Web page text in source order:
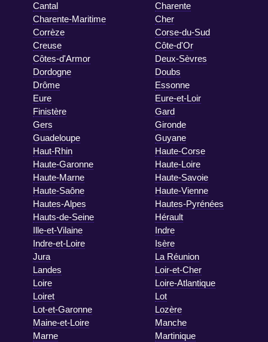
Cantal
Charente
Charente-Maritime
Cher
Corrèze
Corse-du-Sud
Creuse
Côte-d'Or
Côtes-d'Armor
Deux-Sèvres
Dordogne
Doubs
Drôme
Essonne
Eure
Eure-et-Loir
Finistère
Gard
Gers
Gironde
Guadeloupe
Guyane
Haut-Rhin
Haute-Corse
Haute-Garonne
Haute-Loire
Haute-Marne
Haute-Savoie
Haute-Saône
Haute-Vienne
Hautes-Alpes
Hautes-Pyrénées
Hauts-de-Seine
Hérault
Ille-et-Vilaine
Indre
Indre-et-Loire
Isère
Jura
La Réunion
Landes
Loir-et-Cher
Loire
Loire-Atlantique
Loiret
Lot
Lot-et-Garonne
Lozère
Maine-et-Loire
Manche
Marne
Martinique